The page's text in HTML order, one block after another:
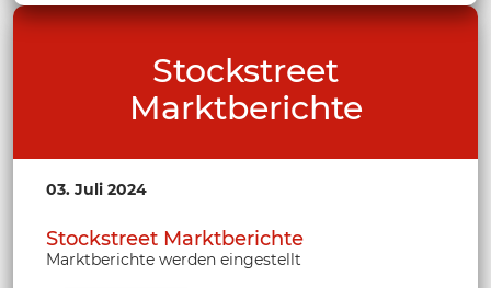
Stockstreet
Marktberichte
03. Juli 2024
Stockstreet Marktberichte
Marktberichte werden eingestellt